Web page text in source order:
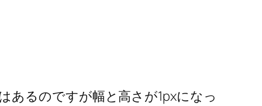
あるのですが幅と高さが1pxになっ